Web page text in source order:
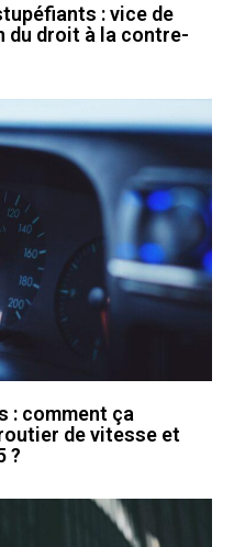
: vice de
du droit à la contre-
: comment ça
de vitesse et
?